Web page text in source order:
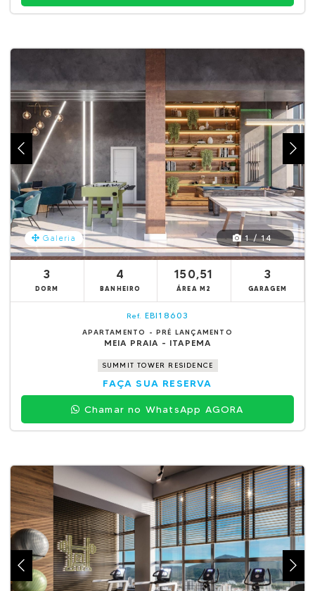
Galeria 1 / 14
3
DORM
4
BANHEIRO
150,51
ÁREA M2
3
GARAGEM
Ref. EBI18603
APARTAMENTO - PRÉ LANÇAMENTO
MEIA PRAIA - ITAPEMA
SUMMIT TOWER RESIDENCE
FAÇA SUA RESERVA
Chamar no WhatsApp AGORA